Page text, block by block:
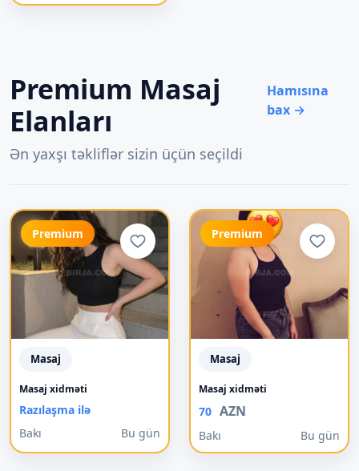
Premium Masaj
Elanları
Ən yaxşı təkliflər sizin üçün seçildi
Hamısına
bax →
Premium
Masaj
Masaj xidməti
Razılaşma ilə
Bakı
Bu gün
Premium
Masaj
Masaj xidməti
70 AZN
Bakı Bu gün